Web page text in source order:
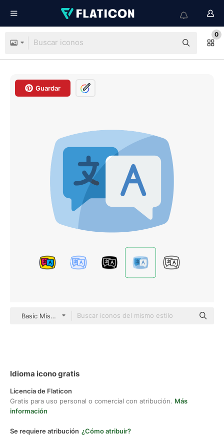
0
Guardar
Basic Miscellany Flat
Idioma icono gratis
Licencia de Flaticon
Gratis para uso personal o comercial con atribución. Más
información
Se requiere atribución ¿Cómo atribuir?